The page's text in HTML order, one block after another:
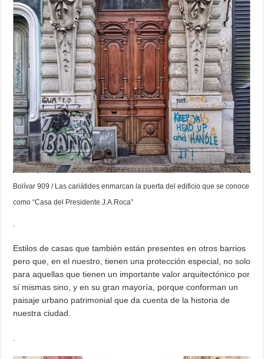
Bolívar 909 / Las cariátides enmarcan la puerta del edificio que se conoce
como “Casa del Presidente J.A.Roca”
Estilos de casas que también están presentes en otros barrios
pero que, en el nuestro, tienen una protección especial, no solo
para aquellas que tienen un importante valor arquitectónico por
sí mismas sino, y en su gran mayoría, porque conforman un
paisaje urbano patrimonial que da cuenta de la historia de
nuestra ciudad.